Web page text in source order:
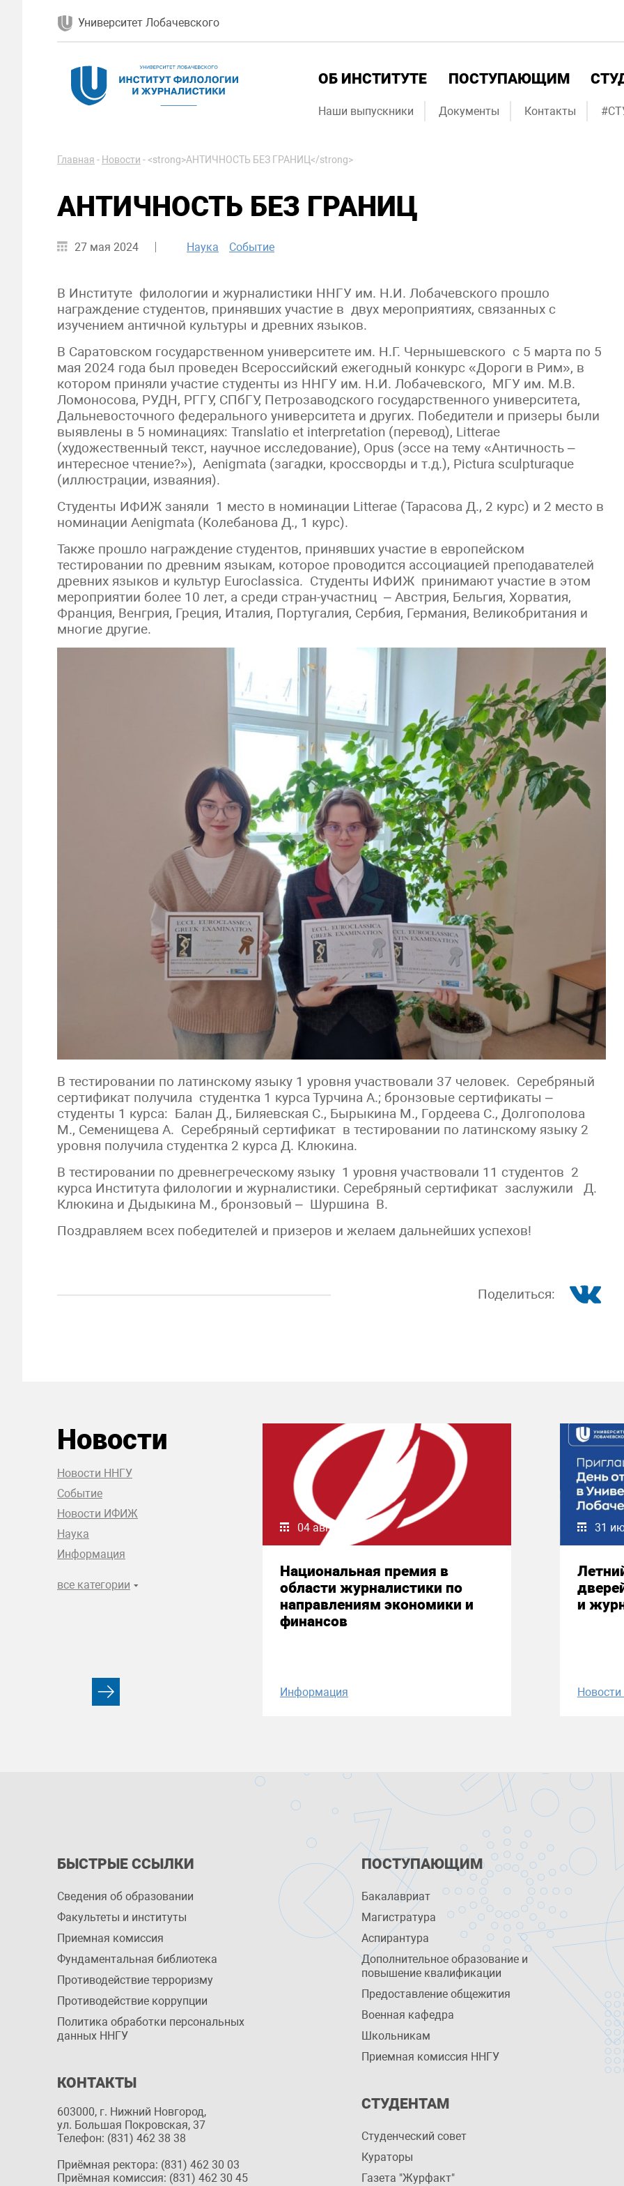
Университет Лобачевского
ОБ ИНСТИТУТЕ ПОСТУПАЮЩИМ
Наши выпускники Документы Контакты
Главная - Новости -<strong>АНТИЧНОСТЬ БЕЗ ГРАНИЦ</strong>
АНТИЧНОСТЬ БЕЗ ГРАНИЦ
27 мая 2024 Наука Событие
В Институте филологии и журналистики ННГУ им. Н.И. Лобачевского прошло
награждение студентов, принявших участие в двух мероприятиях, связанных с
изучением античной культуры и древних языков.
В Саратовском государственном университете им. Н.Г. Чернышевского с 5 марта по 5
мая 2024 года был проведен Всероссийский ежегодный конкурс «Дороги в Рим», в
котором приняли участие студенты из ННГУ им. Н.И. Лобачевского, МГУ им. М.В.
Ломоносова, РУДН, РГГУ, СПбГУ, Петрозаводского государственного университета,
Дальневосточного федерального университета и других. Победители и призеры были
выявлены в 5 номинациях: Translatio et interpretation (перевод), Litterae
(художественный текст, научное исследование), Opus (эссе на тему «Античность –
интересное чтение?»), Aenigmata (загадки, кроссворды и т.д.), Pictura sculpturaque
(иллюстрации, изваяния).
Студенты ИФИЖ заняли 1 место в номинации Litterae (Тарасова Д., 2 курс) и 2 место в
номинации Aenigmata (Колебанова Д., 1 курс).
Также прошло награждение студентов, принявших участие в европейском
тестировании по древним языкам, которое проводится ассоциацией преподавателей
древних языков и культур Euroclassica. Студенты ИФИЖ принимают участие в этом
мероприятии более 10 лет, а среди стран-участниц – Австрия, Бельгия, Хорватия,
Франция, Венгрия, Греция, Италия, Португалия, Сербия, Германия, Великобритания и
многие другие.
В тестировании по латинскому языку 1 уровня участвовали 37 человек. Серебряный
сертификат получила студентка 1 курса Турчина А.; бронзовые сертификаты –
студенты 1 курса: Балан Д., Биляевская С., Бырыкина М., Гордеева С., Долгополова
М., Семенищева А. Серебряный сертификат в тестировании по латинскому языку 2
уровня получила студентка 2 курса Д. Клюкина.
В тестировании по древнегреческому языку 1 уровня участвовали 11 студентов 2
курса Института филологии и журналистики. Серебряный сертификат заслужили Д.
Клюкина и Дыдыкина М., бронзовый – Шуршина В.
Поздравляем всех победителей и призеров и желаем дальнейших успехов!
Поделиться:
Новости
Новости ННГУ
Событие
Новости ИФИЖ
Наука
Информация
все категории
04 августа 2026
Национальная премия в
области журналистики по
направлениям экономики и
финансов
Информация
31
и
БЫСТРЫЕ ССЫЛКИ
Сведения об образовании
Факультеты и институты
Приемная комиссия
Фундаментальная библиотека
Противодействие терроризму
Противодействие коррупции
Политика обработки персональных
данных ННГУ
КОНТАКТЫ
603000, г. Нижний Новгород,
ул. Большая Покровская, 37
Телефон: (831) 462 38 38
Приёмная ректора: (831) 462 30 03
Приёмная комиссия: (831) 462 30 45
ПОСТУПАЮЩИМ
Бакалавриат
Магистратура
Аспирантура
Дополнительное образование и
повышение квалификации
Предоставление общежития
Военная кафедра
Школьникам
Приемная комиссия ННГУ
СТУДЕНТАМ
Студенческий совет
Кураторы
Газета "Журфакт"